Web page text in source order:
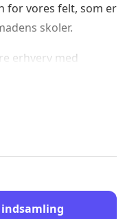
for vores felt, som er
skoler.
erhverv med
en
hvor trivsel og
diskuteret rigtigt
på
bedste